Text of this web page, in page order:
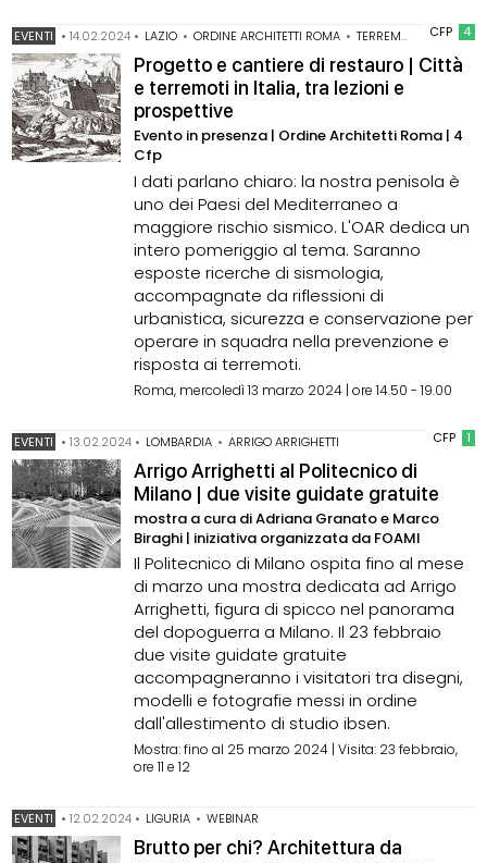
CFP 4
EVENTI •14.02.2024 • LAZIO • ORDINE ARCHITETTI ROMA • TERREMOTO
Progetto e cantiere di restauro | Città
e terremoti in Italia, tra lezioni e
prospettive
Evento in presenza | Ordine Architetti Roma | 4
Cfp
I dati parlano chiaro: la nostra penisola è
uno dei Paesi del Mediterraneo a
maggiore rischio sismico. L'OAR dedica un
intero pomeriggio al tema. Saranno
esposte ricerche di sismologia,
accompagnate da riflessioni di
urbanistica, sicurezza e conservazione per
operare in squadra nella prevenzione e
risposta ai terremoti.
Roma, mercoledì 13 marzo 2024 | ore 14.50 - 19.00
CFP 1
EVENTI •13.02.2024 • LOMBARDIA • ARRIGO ARRIGHETTI
Arrigo Arrighetti al Politecnico di
Milano | due visite guidate gratuite
mostra a cura di Adriana Granato e Marco
Biraghi | iniziativa organizzata da FOAMI
Il Politecnico di Milano ospita fino al mese
di marzo una mostra dedicata ad Arrigo
Arrighetti, figura di spicco nel panorama
del dopoguerra a Milano. Il 23 febbraio
due visite guidate gratuite
accompagneranno i visitatori tra disegni,
modelli e fotografie messi in ordine
dall'allestimento di studio ibsen.
Mostra: fino al 25 marzo 2024 | Visita: 23 febbraio,
ore 11 e 12
EVENTI •12.02.2024 • LIGURIA • WEBINAR
Brutto per chi? Architettura da